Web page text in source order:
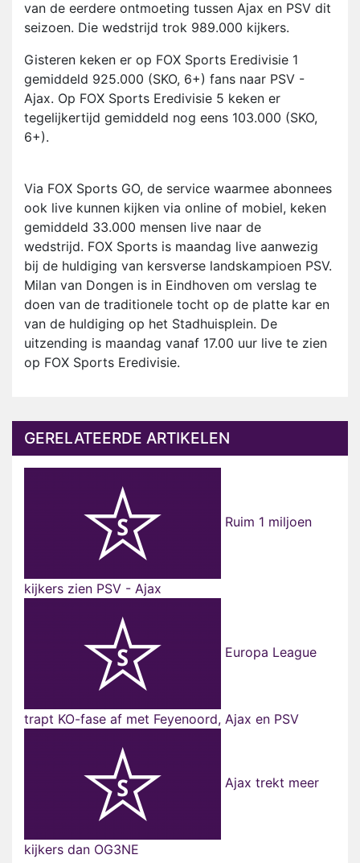
van de eerdere ontmoeting tussen Ajax en PSV dit
seizoen. Die wedstrijd trok 989.000 kijkers.
Gisteren keken er op FOX Sports Eredivisie 1
gemiddeld 925.000 (SKO, 6+) fans naar PSV -
Ajax. Op FOX Sports Eredivisie 5 keken er
tegelijkertijd gemiddeld nog eens 103.000 (SKO,
6+).
Via FOX Sports GO, de service waarmee abonnees
ook live kunnen kijken via online of mobiel, keken
gemiddeld 33.000 mensen live naar de
wedstrijd. FOX Sports is maandag live aanwezig
bij de huldiging van kersverse landskampioen PSV.
Milan van Dongen is in Eindhoven om verslag te
doen van de traditionele tocht op de platte kar en
van de huldiging op het Stadhuisplein. De
uitzending is maandag vanaf 17.00 uur live te zien
op FOX Sports Eredivisie.
GERELATEERDE ARTIKELEN
Ruim 1 miljoen
kijkers zien PSV - Ajax
Europa League
trapt KO-fase af met Feyenoord, Ajax en PSV
Ajax trekt meer
kijkers dan OG3NE